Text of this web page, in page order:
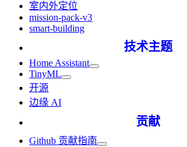
室内外定位
mission-pack-v3
smart-building
技术主题
Home Assistant
TinyML
开源
边缘 AI
贡献
Github 贡献指南